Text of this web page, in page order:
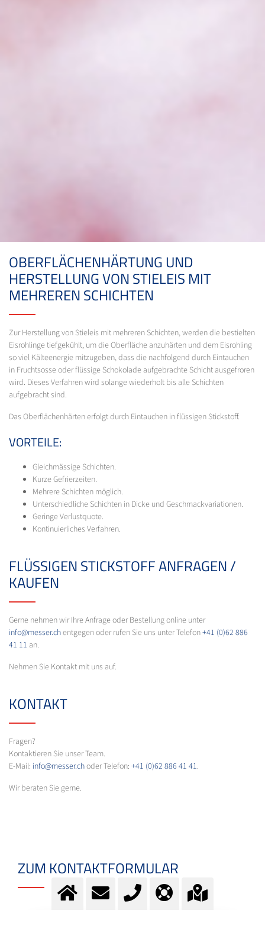
OBERFLÄCHENHÄRTUNG UND
HERSTELLUNG VON STIELEIS MIT
MEHREREN SCHICHTEN
Zur Herstellung von Stieleis mit mehreren Schichten, werden die bestielten
Eisrohlinge tiefgekühlt, um die Oberfläche anzuhärten und dem Eisrohling
so viel Kälteenergie mitzugeben, dass die nachfolgend durch Eintauchen
in Fruchtsosse oder flüssige Schokolade aufgebrachte Schicht ausgefroren
wird. Dieses Verfahren wird solange wiederholt bis alle Schichten
aufgebracht sind.
Das Oberflächenhärten erfolgt durch Eintauchen in flüssigen Stickstoff.
VORTEILE:
Gleichmässige Schichten.
Kurze Gefrierzeiten.
Mehrere Schichten möglich.
Unterschiedliche Schichten in Dicke und Geschmackvariationen.
Geringe Verlustquote.
Kontinuierliches Verfahren.
FLÜSSIGEN STICKSTOFF ANFRAGEN /
KAUFEN
Gerne nehmen wir Ihre Anfrage oder Bestellung online unter
info@messer.chentgegen oder rufen Sie uns unter Telefon+41 (0)62 886
41 11 an.
Nehmen Sie Kontakt mit uns auf.
KONTAKT
Fragen?
Kontaktieren Sie unser Team.
E-Mail: info@messer.choder Telefon: +41 (0)62 886 41 41.
Wir beraten Sie gerne.
ZUM KONTAKTFORMULAR